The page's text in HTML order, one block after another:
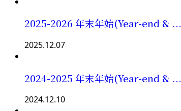
2025-2026 年末年始(Year-end & ...
2025.12.07
2024-2025 年末年始(Year-end & ...
2024.12.10